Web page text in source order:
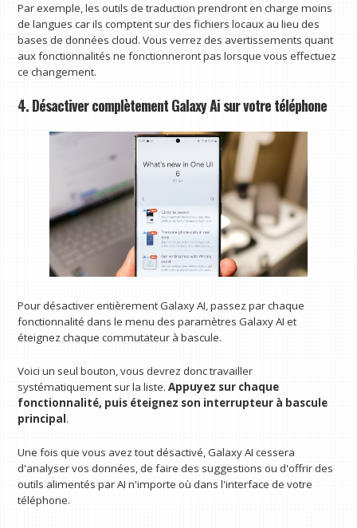
Par exemple, les outils de traduction prendront en charge moins
de langues car ils comptent sur des fichiers locaux au lieu des
bases de données cloud. Vous verrez des avertissements quant
aux fonctionnalités ne fonctionneront pas lorsque vous effectuez
ce changement.
4. Désactiver complètement Galaxy Ai sur votre téléphone
Pour désactiver entièrement Galaxy AI, passez par chaque
fonctionnalité dans le menu des paramètres Galaxy AI et
éteignez chaque commutateur à bascule.
Voici un seul bouton, vous devrez donc travailler
systématiquement sur la liste.Appuyez sur chaque
fonctionnalité, puis éteignez son interrupteur à bascule
principal.
Une fois que vous avez tout désactivé, Galaxy AI cessera
d'analyser vos données, de faire des suggestions ou d'offrir des
outils alimentés par AI n'importe où dans l'interface de votre
téléphone.